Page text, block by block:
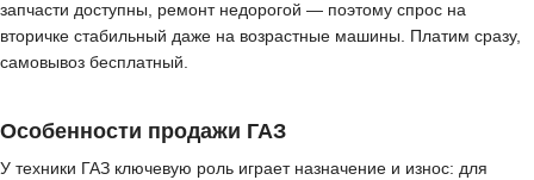
запчасти доступны, ремонт недорогой — поэтому спрос на
вторичке стабильный даже на возрастные машины. Платим сразу,
самовывоз бесплатный.
Особенности продажи ГАЗ
У техники ГАЗ ключевую роль играет назначение и износ: для